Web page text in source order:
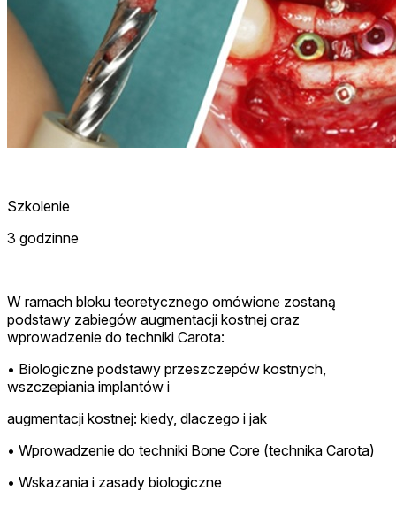
Szkolenie
3 godzinne
W ramach bloku teoretycznego omówione zostaną
podstawy zabiegów augmentacji kostnej oraz
wprowadzenie do techniki Carota:
• Biologiczne podstawy przeszczepów kostnych,
wszczepiania implantów i
augmentacji kostnej: kiedy, dlaczego i jak
• Wprowadzenie do techniki Bone Core (technika Carota)
• Wskazania i zasady biologiczne